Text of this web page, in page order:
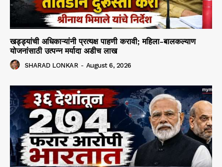
खड्ड्यांची अधिकाऱ्यांनी प्रत्यक्ष पाहणी करावी; महिला-बालकल्याण
योजनांसाठी उत्पन्न मर्यादा अडीच लाख
SHARAD LONKAR - August 6, 2026